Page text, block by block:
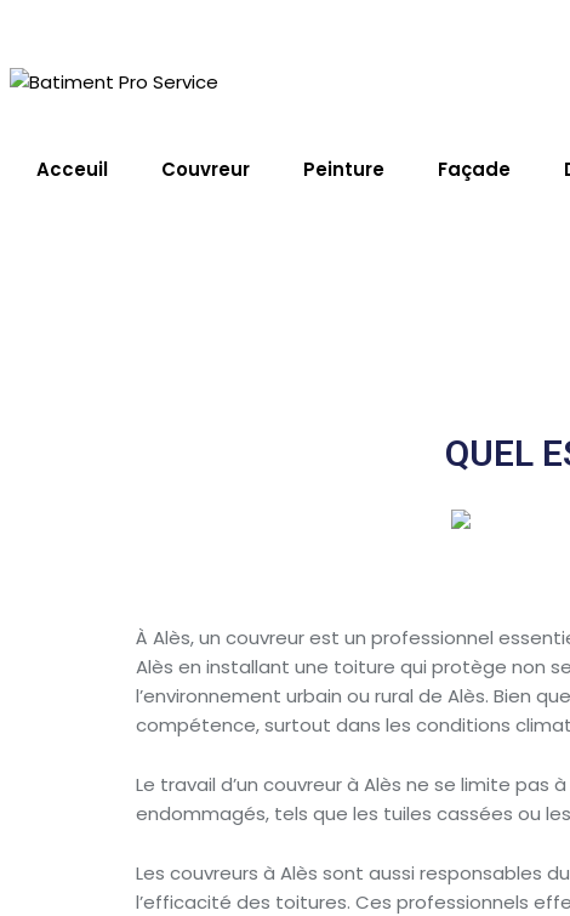
Acceuil Couvreur Peinture Façade
QUEL
À Alès, un couvreur est un professionnel
Alès en installant une toiture qui protège non
l’environnement urbain ou rural de Alès. Bien
compétence, surtout dans les conditions
Le travail d’un couvreur à Alès ne se limite
endommagés, tels que les tuiles cassées ou
Les couvreurs à Alès sont aussi responsables
l’efficacité des toitures. Ces professionnels